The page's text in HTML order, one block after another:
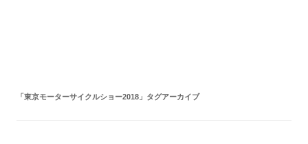
「東京モーターサイクルショー2018 」タグアーカイブ